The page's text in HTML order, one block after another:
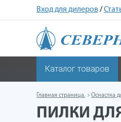
Вход для дилеров/
Каталог товаров
Главная страница. Оснастка
ПИЛКИ